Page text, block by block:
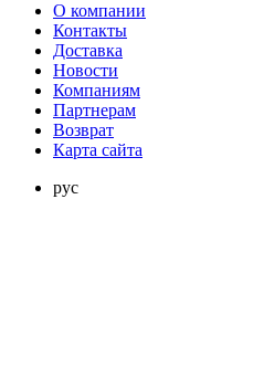
О компании
Контакты
Доставка
Новости
Компаниям
Партнерам
Возврат
Карта сайта
рус